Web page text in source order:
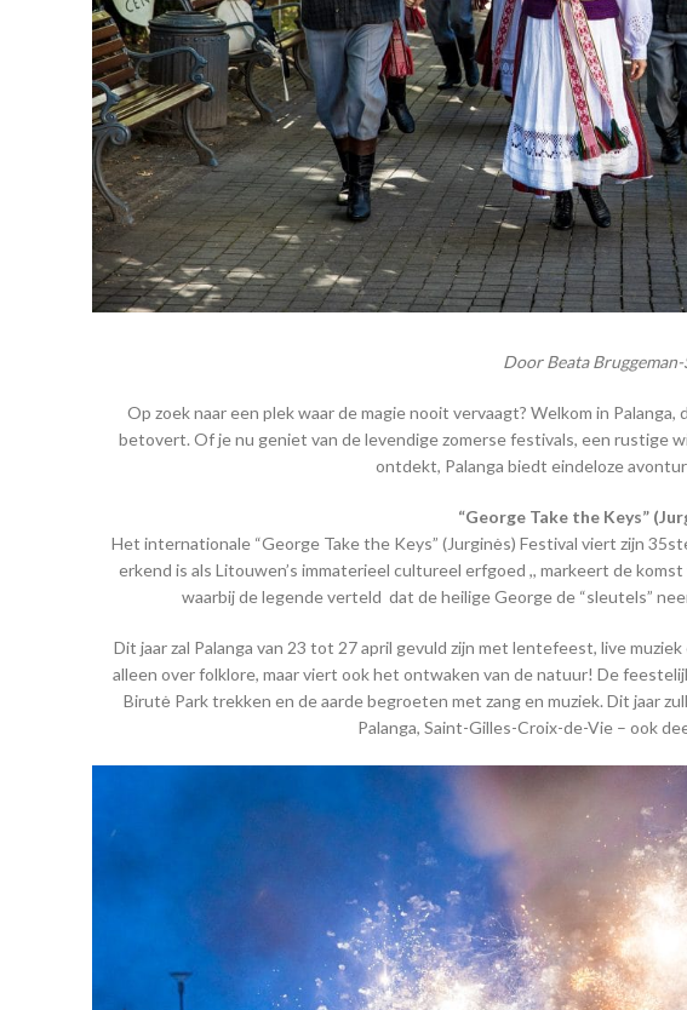
Door Beata Bruggeman-
Op zoek naar een plek waar de magie nooit vervaagt? Welkom in
betovert. Of je nu geniet van de levendige zomerse festivals, een rustige
ontdekt, Palanga biedt eindeloze
“George Take the Keys”
Het internationale “George Take the Keys” (Jurginės) Festival viert zijn
erkend is als Litouwen’s immaterieel cultureel erfgoed ,, markeert de
waarbij de legende verteld dat de heilige George de “sleutels”
Dit jaar zal Palanga van 23 tot 27 april gevuld zijn met lentefeest, live
alleen over folklore, maar viert ook het ontwaken van de natuur! De
Birutė Park trekken en de aarde begroeten met zang en muziek. Dit jaar
Palanga, Saint-Gilles-Croix-de-Vie – ook